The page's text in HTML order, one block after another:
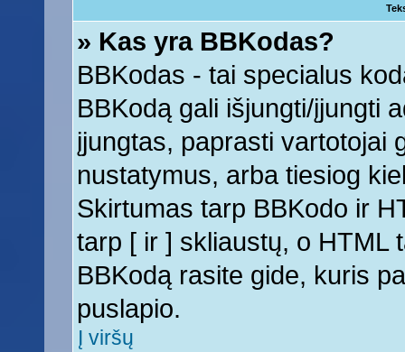
» Kas yra BBKodas?
BBKodas - tai specialus
BBKodą gali išjungti/įjungti
įjungtas, paprasti vartotojai
nustatymus, arba tiesiog
Skirtumas tarp BBKodo ir
tarp [ ir ] skliaustų, o HTML
BBKodą rasite gide, kuris
puslapio.
Į viršų